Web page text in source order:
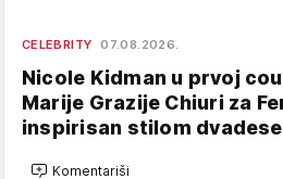
CELEBRITY 07.08.2026.
Nicole Kidman u prvoj
Marije Grazije Chiuri za
inspirisan stilom
Komentariši